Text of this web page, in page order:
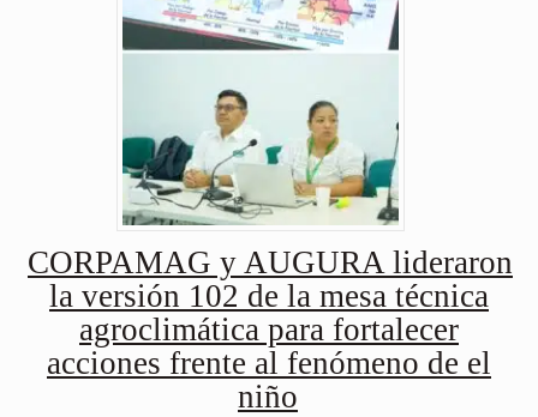
CORPAMAG y AUGURA lideraron
la versión 102 de la mesa técnica
agroclimática para fortalecer
acciones frente al fenómeno de el
niño